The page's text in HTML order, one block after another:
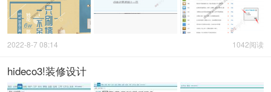
1042阅读
2022-8-7 08:14
hideco3!装修设计